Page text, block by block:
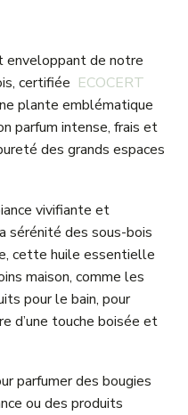
enveloppant de notre
certifiée ECOCERT
plante emblématique
parfum intense, frais et
des grands espaces
vivifiante et
sérénité des sous-bois
cette huile essentielle
maison, comme les
pour le bain, pour
d’une touche boisée et
parfumer des bougies
ou des produits